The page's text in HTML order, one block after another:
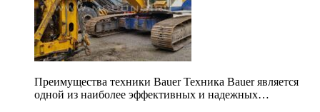
Преимущества техники Bauer Техника Bauer является
одной из наиболее эффективных и надежных…